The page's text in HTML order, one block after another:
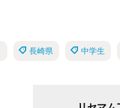
長崎県 中学生